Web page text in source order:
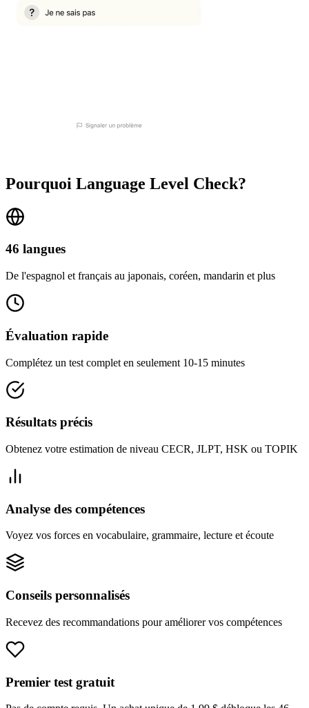
Pourquoi Language Level Check?
46 langues
De l'espagnol et français au japonais, coréen, mandarin et plus
Évaluation rapide
Complétez un test complet en seulement 10-15 minutes
Résultats précis
Obtenez votre estimation de niveau CECR, JLPT, HSK ou TOPIK
Analyse des compétences
Voyez vos forces en vocabulaire, grammaire, lecture et écoute
Conseils personnalisés
Recevez des recommandations pour améliorer vos compétences
Premier test gratuit